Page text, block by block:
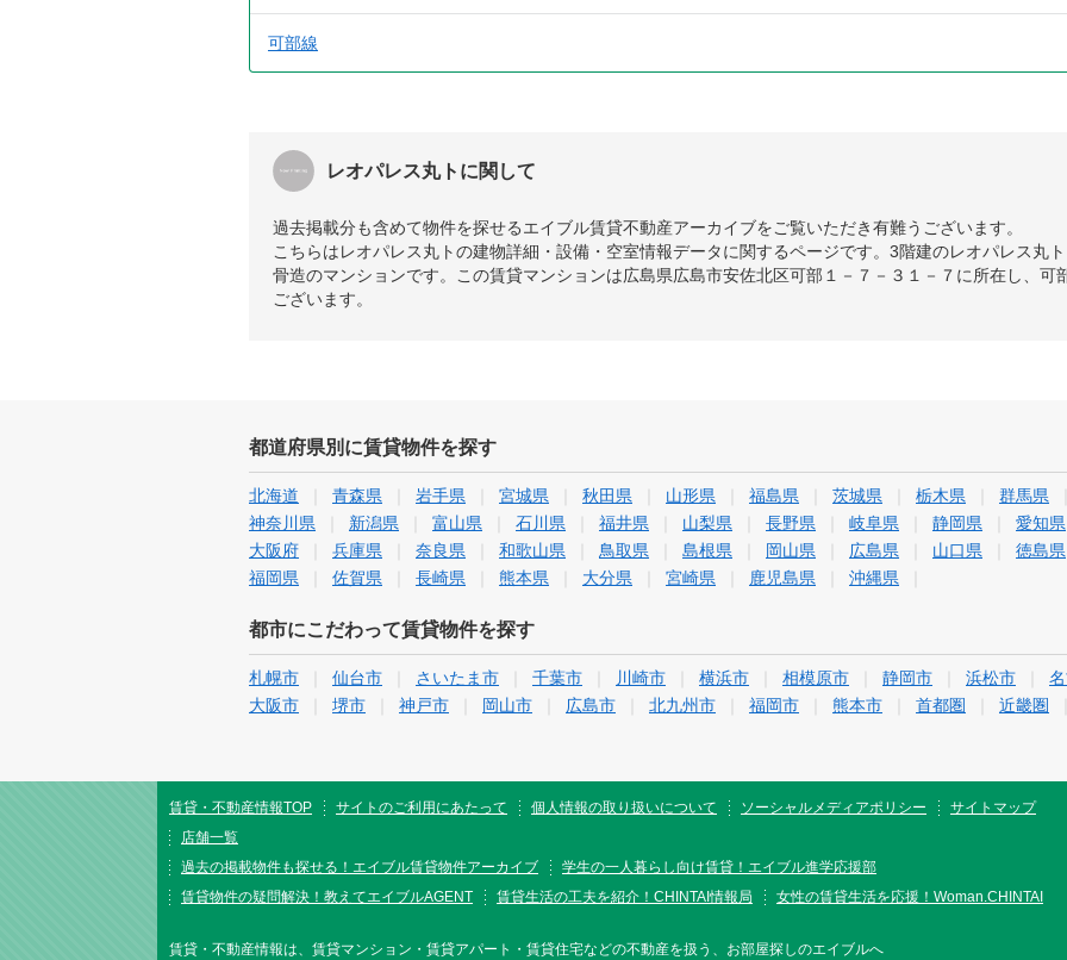
可部線
レオパレス丸トに関して
過去掲載分も含めて物件を探せるエイブル賃貸不動産アーカイブをご覧いただき有難うございます。
こちらはレオパレス丸トの建物詳細・設備・空室情報データに関するページです。3階建のレオパレス丸
骨造のマンションです。この賃貸マンションは広島県広島市安佐北区可部１－７－３１－７に所在し、可
ございます。
都道府県別に賃貸物件を探す
北海道 青森県 岩手県 宮城県 秋田県 山形県 福島県 茨城県 栃木県
群馬県
神奈川県
新潟県 富山県 石川県 福井県 山梨県 長野県 岐阜県 静岡県
愛知県
大阪府
兵庫県 奈良県 和歌山県 鳥取県 島根県 岡山県 広島県 山口県
徳島県
福岡県
佐賀県 長崎県 熊本県 大分県 宮崎県 鹿児島県 沖縄県
都市にこだわって賃貸物件を探す
札幌市 仙台市 さいたま市 千葉市 川崎市 横浜市 相模原市 静岡市 浜松市
大阪市
堺市 神戸市 岡山市 広島市 北九州市 福岡市 熊本市 首都圏 近畿圏
賃貸・不動産情報TOP サイトのご利用にあたって 個人情報の取り扱いについて ソーシャルメディアポリシー
サイトマップ
店舗一覧
過去の掲載物件も探せる！エイブル賃貸物件アーカイブ
学生の一人暮らし向け賃貸！エイブル進学応援部
賃貸物件の疑問解決！教えてエイブルAGENT
賃貸生活の工夫を紹介！CHINTAI情報局 女性の賃貸生活を応援！Woman.CHINTAI
賃貸・不動産情報は、賃貸マンション・賃貸アパート・賃貸住宅などの不動産を扱う、お部屋探しのエイブルへ